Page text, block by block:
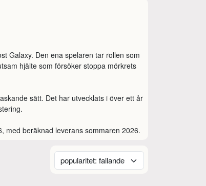
Galaxy. Den ena spelaren tar rollen som
hjälte som försöker stoppa mörkrets
sätt. Det har utvecklats i över ett år
med beräknad leverans sommaren 2026.